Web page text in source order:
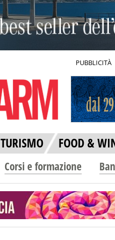
PUBBLICITÀ
TURISMO FOOD &
Corsi e formazione